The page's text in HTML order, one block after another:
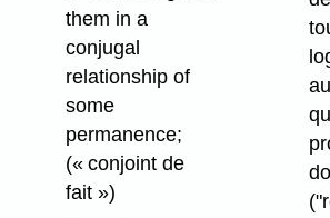
them in a
conjugal
relationship of
some
permanence;
(« conjoint de
fait »)